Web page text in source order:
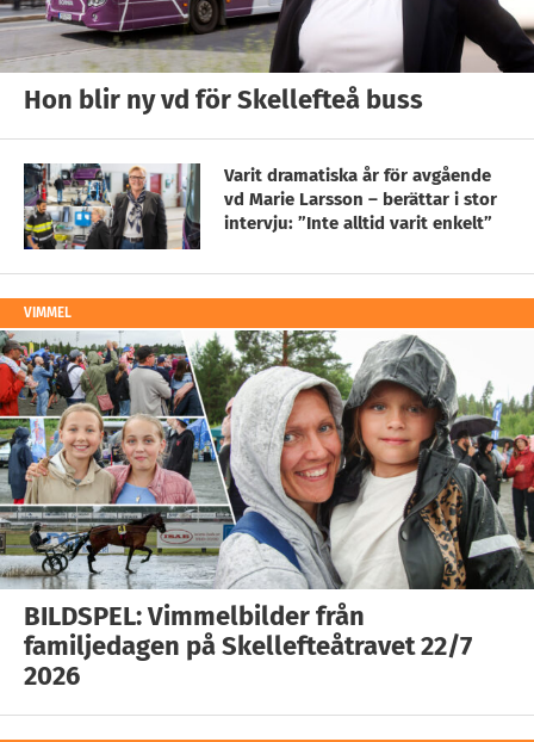
Hon blir ny vd för Skellefteå buss
Varit dramatiska år för avgående
vd Marie Larsson – berättar i stor
intervju: ”Inte alltid varit enkelt”
VIMMEL
BILDSPEL: Vimmelbilder från
familjedagen på Skellefteåtravet 22/7
2026